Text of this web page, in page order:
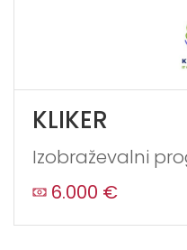
KLIKER
Izobraževalni
6.000 €